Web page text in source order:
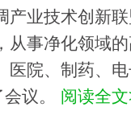
产业技术创新
从事净化领域
医院、制药、
议。 阅读全